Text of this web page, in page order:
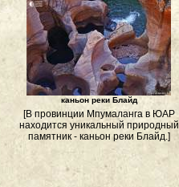
каньон реки Блайд
[В провинции Мпумаланга в ЮАР
находится уникальный природный
памятник - каньон реки Блайд.]